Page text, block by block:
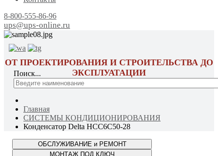
8-800-555-86-96
ups@ups-online.ru
ОТ ПРОЕКТИРОВАНИЯ И СТРОИТЕЛЬСТВА ДО
ЭКСПЛУАТАЦИИ
Поиск...
Главная
СИСТЕМЫ КОНДИЦИОНИРОВАНИЯ
Конденсатор Delta HCC6C50-28